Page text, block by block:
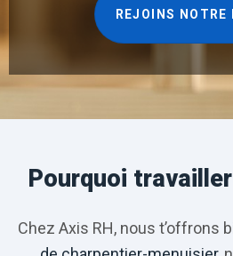
REJOINS NOTRE
Pourquoi
Chez Axis RH, nous t’offrons